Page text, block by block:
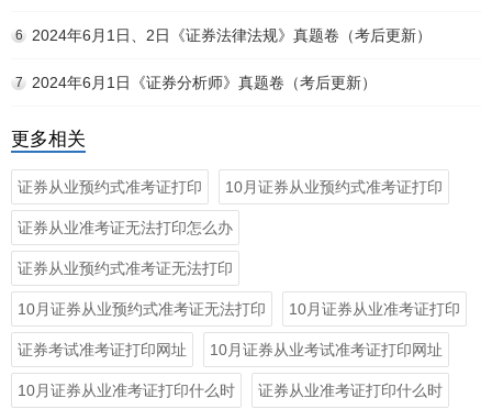
6 2024年6月1日、2日《证券法律法规》真题卷（考后更新）
7 2024年6月1日《证券分析师》真题卷（考后更新）
更多相关
证券从业预约式准考证打印 10月证券从业预约式准考证打印
证券从业准考证无法打印怎么办
证券从业预约式准考证无法打印
10月证券从业预约式准考证无法打印 10月证券从业准考证打印
证券考试准考证打印网址 10月证券从业考试准考证打印网址
10月证券从业准考证打印什么时 证券从业准考证打印什么时